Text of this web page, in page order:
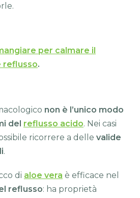
per calmare il
reflusso.
non è l’unico modo
del reflusso acido. Nei casi
ricorrere a delle valide
.
di aloe vera è efficace nel
reflusso: ha proprietà